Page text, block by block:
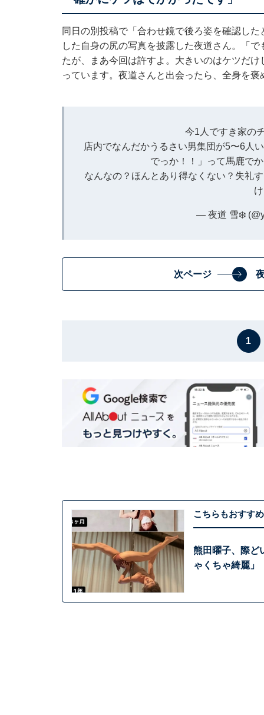
同日の別投稿で「合わせ鏡で後ろ姿を確認し
した自身の尻の写真を披露した夜道さん。「
たが、まあ今回は許すよ。大きいのはケツだ
っています。夜道さんと出会ったら、全身を褒
今1人ですき家の
店内でなんだかうるさい男集団が5〜6人
でっか！！」って馬鹿で
なんなの？ほんとあり得なくない？失礼
— 夜道 雪❄️
次ページ
1
こちらもおすすめ
熊田曜子、際ど
ゃくちゃ綺麗」